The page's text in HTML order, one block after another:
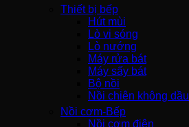
Thiết bị bếp
Hút mùi
Lò vi sóng
Lò nướng
Máy rửa bát
Máy sấy bát
Bộ nồi
Nồi chiên không dầu
Nồi cơm-Bếp
Nồi cơm điện